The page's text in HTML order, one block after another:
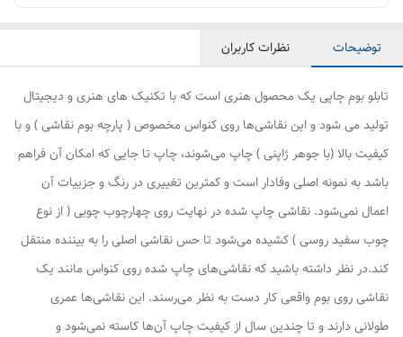
توضیحات نظرات کاربران
تابلو بوم چاپی یک محصول هنری است که با تکنیک های هنری و دیجیتال
تولید می شود و این نقاشی‌ها روی کنواس مخصوص ( پارچه بوم نقاشی ) و با
کیفیت بالا (با جوهر ژاپنی ) چاپ می‌شوند، چاپ تا جایی که امکان آن فراهم
باشد به نمونه اصلی وفادار است و کمترین تغییری در رنگ و جزییات آن
اعمال نمی‌شود. نقاشی چاپ شده در نهایت روی چهارچوب چوبی ( از نوع
چوب سفید روسی ) کشیده می‌شود تا حس نقاشی اصلی را به بیننده منتقل
کند.در نظر داشته باشید که نقاشی‌های چاپ شده روی کنواس مانند یک
نقاشی روی بوم واقعی کار دست به نظر می‌رسند. این نقاشی‌ها عمری
طولانی دارند و تا چندین سال از کیفیت چاپ آن‌ها کاسته نمی‌شود و